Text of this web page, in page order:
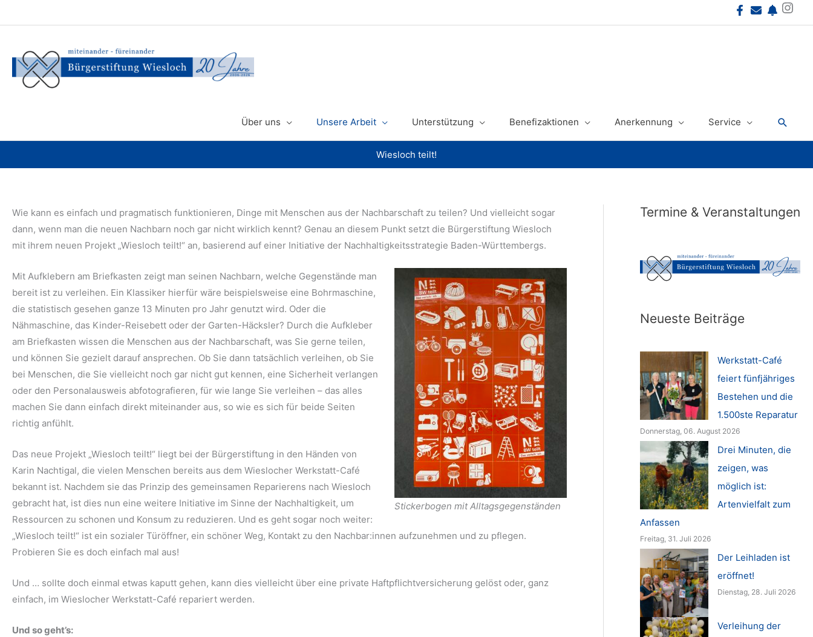
Inhalt
Instagram
Über uns Unsere Arbeit Unterstützung Benefizaktionen Anerkennung Service
Wiesloch teilt!
Wie kann es einfach und pragmatisch funktionieren, Dinge mit Menschen aus der Nachbarschaft zu teilen? Und vielleicht sogar
dann, wenn man die neuen Nachbarn noch gar nicht wirklich kennt? Genau an diesem Punkt setzt die Bürgerstiftung Wiesloch
mit ihrem neuen Projekt „Wiesloch teilt!“ an, basierend auf einer Initiative der Nachhaltigkeitsstrategie Baden-Württembergs.
Stickerbogen mit Alltagsgegenständen
Mit Aufklebern am Briefkasten zeigt man seinen Nachbarn, welche Gegenstände man
bereit ist zu verleihen. Ein Klassiker hierfür wäre beispielsweise eine Bohrmaschine,
die statistisch gesehen ganze 13 Minuten pro Jahr genutzt wird. Oder die
Nähmaschine, das Kinder-Reisebett oder der Garten-Häcksler? Durch die Aufkleber
am Briefkasten wissen die Menschen aus der Nachbarschaft, was Sie gerne teilen,
und können Sie gezielt darauf ansprechen. Ob Sie dann tatsächlich verleihen, ob Sie
bei Menschen, die Sie vielleicht noch gar nicht gut kennen, eine Sicherheit verlangen
oder den Personalausweis abfotografieren, für wie lange Sie verleihen – das alles
machen Sie dann einfach direkt miteinander aus, so wie es sich für beide Seiten
richtig anfühlt.
Das neue Projekt „Wiesloch teilt!“ liegt bei der Bürgerstiftung in den Händen von
Karin Nachtigal, die vielen Menschen bereits aus dem Wieslocher Werkstatt-Café
bekannt ist. Nachdem sie das Prinzip des gemeinsamen Reparierens nach Wiesloch
gebracht hat, ist dies nun eine weitere Initiative im Sinne der Nachhaltigkeit, um
Ressourcen zu schonen und Konsum zu reduzieren. Und es geht sogar noch weiter:
„Wiesloch teilt!“ ist ein sozialer Türöffner, ein schöner Weg, Kontakt zu den Nachbar:innen aufzunehmen und zu pflegen.
Probieren Sie es doch einfach mal aus!
Und … sollte doch einmal etwas kaputt gehen, kann dies vielleicht über eine private Haftpflichtversicherung gelöst oder, ganz
einfach, im Wieslocher Werkstatt-Café repariert werden.
Und so geht’s:
Termine & Veranstaltungen
Neueste Beiträge
Werkstatt-Café
feiert fünfjähriges
Bestehen und die
1.500ste Reparatur
Donnerstag, 06. August 2026
Drei Minuten, die
zeigen, was
möglich ist:
Artenvielfalt zum
Anfassen
Freitag, 31. Juli 2026
Der Leihladen ist
eröffnet!
Dienstag, 28. Juli 2026
Verleihung der